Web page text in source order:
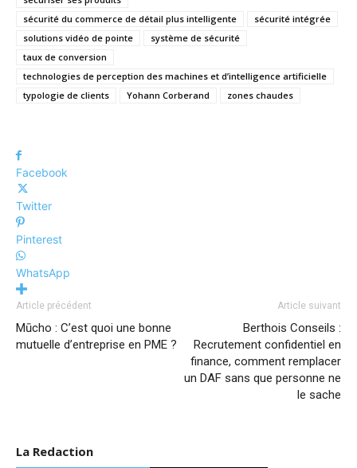
sécurité du commerce de détail plus intelligente
sécurité intégrée
solutions vidéo de pointe
système de sécurité
taux de conversion
technologies de perception des machines et d’intelligence artificielle
typologie de clients
Yohann Corberand zones chaudes
Facebook
Twitter
Pinterest
WhatsApp
Article précédent
Mūcho : C’est quoi une bonne
mutuelle d’entreprise en PME ?
Article suivant
Berthois Conseils :
Recrutement confidentiel en
finance, comment remplacer
un DAF sans que personne ne
le sache
La Redaction